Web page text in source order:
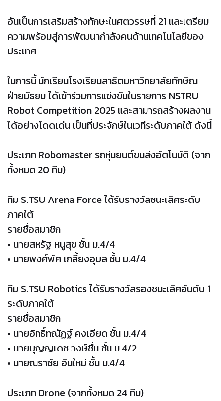
อันเป็นการเสริมสร้างทักษะในศตวรรษที่ 21 และเตรียม
ความพร้อมสู่การพัฒนากำลังคนด้านเทคโนโลยีของ
ประเทศ
ในการนี้ นักเรียนโรงเรียนสาธิตมหาวิทยาลัยทักษิณ
ฝ่ายมัธยม ได้เข้าร่วมการแข่งขันในรายการ NSTRU
Robot Competition 2025 และสามารถสร้างผลงาน
ได้อย่างโดดเด่น เป็นที่ประจักษ์ในเวทีระดับภาคใต้ ดังนี้
ประเภท Robomaster รถหุ่นยนต์ขนส่งอัตโนมัติ (จาก
ทั้งหมด 20 ทีม)
ทีม S.TSU Arena Force ได้รับรางวัลชนะเลิศระดับ
ภาคใต้
รายชื่อสมาชิก
• นายสหรัฐ หนูสุข ชั้น ม.4/4
• นายพงศ์พัศ เกลี้ยงอุบล ชั้น ม.4/4
ทีม S.TSU Robotics ได้รับรางวัลรองชนะเลิศอันดับ 1
ระดับภาคใต้
รายชื่อสมาชิก
• นายอิทธิ์ทณัฏฐ์ คงเอียด ชั้น ม.4/4
• นายบุญญเดช วงษ์ชื่น ชั้น ม.4/2
• นายณราชัย อินใหม่ ชั้น ม.4/4
ประเภท Drone (จากทั้งหมด 24 ทีม)